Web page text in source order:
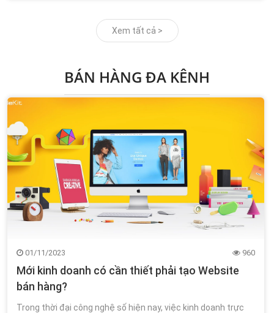
Xem tất cả >
BÁN HÀNG ĐA KÊNH
01/11/2023 960
Mới kinh doanh có cần thiết phải tạo Website
bán hàng?
Trong thời đại công nghệ số hiện nay, việc kinh doanh trực